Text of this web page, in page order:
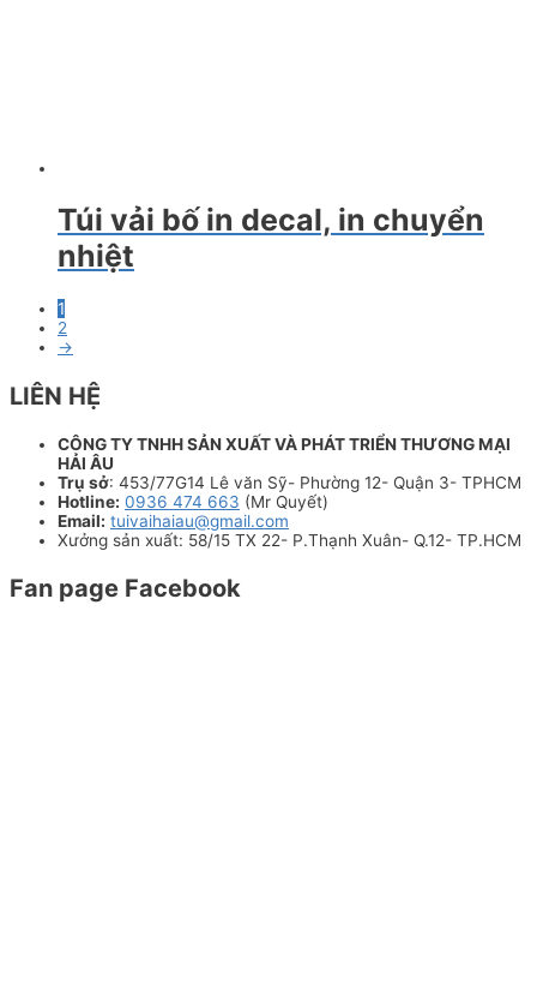
Túi vải bố in decal, in chuyển
nhiệt
1
2
→
LIÊN HỆ
CÔNG TY TNHH SẢN XUẤT VÀ PHÁT TRIỂN THƯƠNG MẠI
HẢI ÂU
Trụ sở: 453/77G14 Lê văn Sỹ- Phường 12- Quận 3- TPHCM
Hotline: 0936 474 663 (Mr Quyết)
Email: tuivaihaiau@gmail.com
Xưởng sản xuất: 58/15 TX 22- P.Thạnh Xuân- Q.12- TP.HCM
Fan page Facebook